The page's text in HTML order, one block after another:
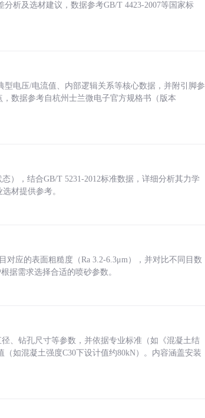
析及选材建议，数据参考GB/T 4423-2007等国家标
电压/电流值、内部逻辑关系等核心数据，并附引脚参
数据参考自杭州士兰微电子官方规格书（版本
），结合GB/T 5231-2012标准数据，详细分析其力学
材提供参考。
应的表面粗糙度（Ra 3.2-6.3μm），并对比不同目数
据需求选择合适的喷砂参数。
、钻孔尺寸等参数，并依据专业标准（如《混凝土结
如混凝土强度C30下设计值约80kN）。内容涵盖安装